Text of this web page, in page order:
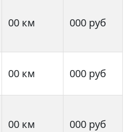
00 км 000 руб
00 км 000 руб
00 км 000 руб